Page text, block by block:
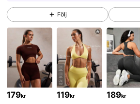
4.88 225K Följare
225K Följare
4.88 225K Följare
Följ
179kr 119kr 189kr